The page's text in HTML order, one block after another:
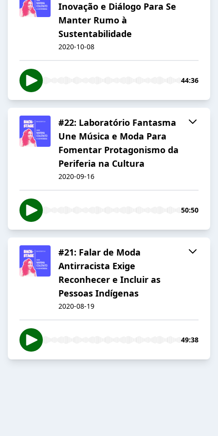
Inovação e Diálogo Para Se
Manter Rumo à
Sustentabilidade
2020-10-08
44:36
#22: Laboratório Fantasma
Une Música e Moda Para
Fomentar Protagonismo da
Periferia na Cultura
2020-09-16
50:50
#21: Falar de Moda
Antirracista Exige
Reconhecer e Incluir as
Pessoas Indígenas
2020-08-19
49:38